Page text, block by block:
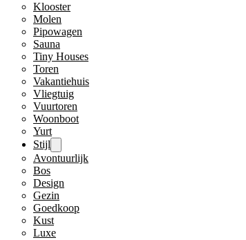
Klooster
Molen
Pipowagen
Sauna
Tiny Houses
Toren
Vakantiehuis
Vliegtuig
Vuurtoren
Woonboot
Yurt
Stijl
Avontuurlijk
Bos
Design
Gezin
Goedkoop
Kust
Luxe